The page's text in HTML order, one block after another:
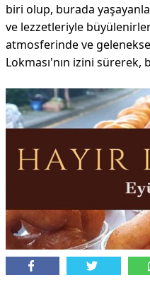
biri olup, burada
ve lezzetleriyle
atmosferinde ve
Lokması'nın izini sürerek,